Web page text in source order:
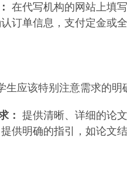
在代写机构的网站上填
订单信息，支付定金或全
生应该特别注意需求的明
：
提供清晰、详细的论
提供明确的指引，如论文